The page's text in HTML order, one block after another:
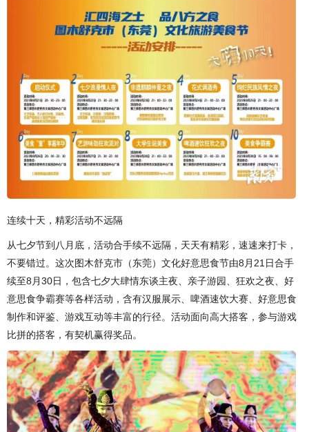
连续十天，精彩活动不远隔
从七夕节到八月底，活动合手续不远隔，天天有精彩，速速来打卡，
不要错过。这次图木舒克市（东莞）文化好意思食节由8月21日合手
续至8月30日，包含七夕大肆情东谈主夜、亲子游园、狂欢之夜、好
意思食争霸赛等各样活动，含有汉服展示、啤酒速饮大赛、好意思食
制作和评鉴、游戏互动等丰富的行径。活动面向高大搭客，参与游戏
比拼的搭客，有契机赢得奖品。